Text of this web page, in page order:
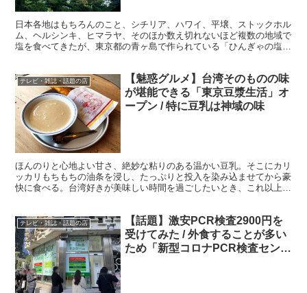
日本各地はもちろんのこと、シチリア、ハワイ、平壌、ストックホル
ム、ヘルシンキ、ヒマラヤ、そのほか数え切れないほど複数の地域で
塩を食べてきたが、東京都の青ヶ島で作られている「ひんぎゃの塩」
テレビ・雑誌・話題の店
【魅惑グルメ】台湾そのものの味
が堪能できる「東京豆漿生活」オ
ープン / 特に豆乳は神域の味
ほんのりと心地よい甘さ、絶妙な粘りのある温かい豆乳。そこにカリ
ッカリもちもちの油条を浸し、たっぷりと投入を染み込ませてから豪
快に食べる。台湾好きが美味しい時間を過ごしたいとき、これ以上の
テレビ・雑誌・話題の店
【話題】激安PCR検査2900円を
受けてみた / 外食することが多い
ため「新型コロナPCR検査センタ